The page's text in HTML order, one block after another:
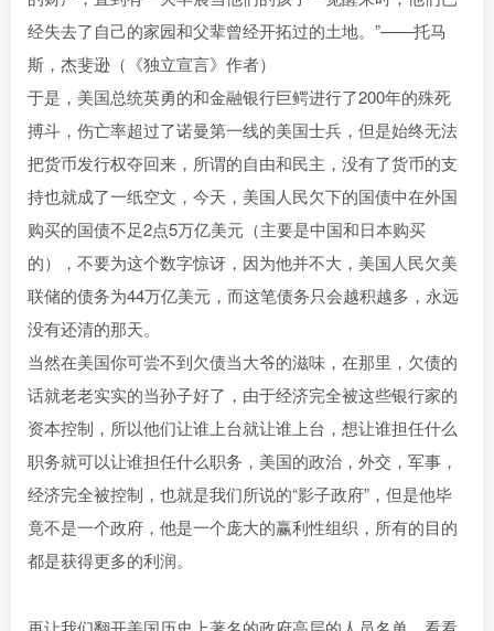
经失去了自己的家园和父辈曾经开拓过的土地。”——托马
斯，杰斐逊（《独立宣言》作者）
于是，美国总统英勇的和金融银行巨鳄进行了200年的殊死
搏斗，伤亡率超过了诺曼第一线的美国士兵，但是始终无法
把货币发行权夺回来，所谓的自由和民主，没有了货币的支
持也就成了一纸空文，今天，美国人民欠下的国债中在外国
购买的国债不足2点5万亿美元（主要是中国和日本购买
的），不要为这个数字惊讶，因为他并不大，美国人民欠美
联储的债务为44万亿美元，而这笔债务只会越积越多，永远
没有还清的那天。
当然在美国你可尝不到欠债当大爷的滋味，在那里，欠债的
话就老老实实的当孙子好了，由于经济完全被这些银行家的
资本控制，所以他们让谁上台就让谁上台，想让谁担任什么
职务就可以让谁担任什么职务，美国的政治，外交，军事，
经济完全被控制，也就是我们所说的“影子政府”，但是他毕
竟不是一个政府，他是一个庞大的赢利性组织，所有的目的
都是获得更多的利润。